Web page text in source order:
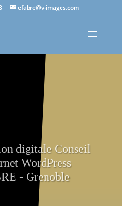
efabre@v-images.com
digitale Conseil
WordPress
- Grenoble